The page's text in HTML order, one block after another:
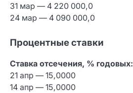
31 мар — 4 220 000,0
24 мар — 4 090 000,0
Процентные ставки
Ставка отсечения, % годовых:
21 апр — 15,0000
14 апр — 15,0000